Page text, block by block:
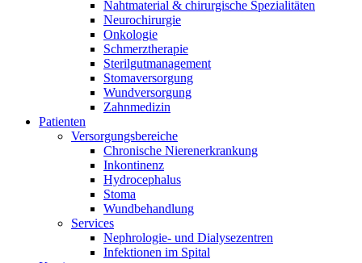
Produkt-Katalog
Finden Sie das Produkt, nach dem Sie suchen. Besuchen
Nahtmaterial & chirurgische Spezialitäten
Neurochirurgie
Onkologie
Schmerztherapie
Sterilgutmanagement
Stomaversorgung
Wundversorgung
Zahnmedizin
Patienten
Versorgungsbereiche
Chronische Nierenerkrankung
Inkontinenz
Hydrocephalus
Stoma
Wundbehandlung
Services
Nephrologie- und Dialysezentren
Infektionen im Spital